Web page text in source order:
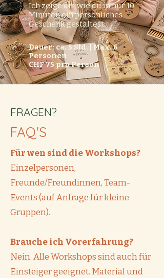
Ich zeige dir, wie du in nur 10
Minuten ein persönliches
Geschenk gestaltest.
Dauer: ca. 5 Std. | Max. 6
Personen
CHF 75 pro Person
FRAGEN?
FAQ'S
Für wen sind die Workshops?
Einzelpersonen,
Freunde/Freundinnen, Team-
Events (auf Anfrage für kleine
Gruppen).
Brauche ich Vorerfahrung?
Nein. Alle Workshops sind auch für
Einsteiger geeignet. Material und